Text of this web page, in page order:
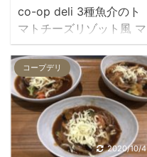
co-op deli 3種魚介のト
マトチーズリゾット風 マ
マ今日は洋風気分！と選
んだおてがるごはん。10
分で本格的な味でした。
子どももパクパク食べる
本格的なリゾットになり
ました。 3種魚介のトマ
トチーズリゾット風の材
コープデリ
2020/10/4